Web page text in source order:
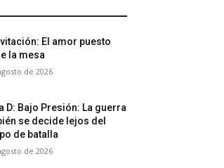
El amor puesto
la mesa
de 2026
D: Bajo Presión: La guerra
se decide lejos del
de batalla
de 2026